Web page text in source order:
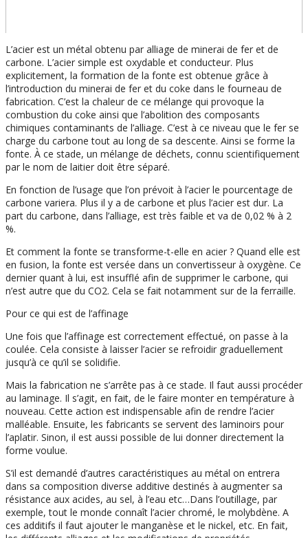
L’acier est un métal obtenu par alliage de minerai de fer et de
carbone. L’acier simple est oxydable et conducteur. Plus
explicitement, la formation de la fonte est obtenue grâce à
l’introduction du minerai de fer et du coke dans le fourneau de
fabrication. C’est la chaleur de ce mélange qui provoque la
combustion du coke ainsi que l’abolition des composants
chimiques contaminants de l’alliage. C’est à ce niveau que le fer se
charge du carbone tout au long de sa descente. Ainsi se forme la
fonte. À ce stade, un mélange de déchets, connu scientifiquement
par le nom de laitier doit être séparé.
En fonction de l’usage que l’on prévoit à l’acier le pourcentage de
carbone variera. Plus il y a de carbone et plus l’acier est dur. La
part du carbone, dans l’alliage, est très faible et va de 0,02 % à 2
%.
Et comment la fonte se transforme-t-elle en acier ? Quand elle est
en fusion, la fonte est versée dans un convertisseur à oxygène. Ce
dernier quant à lui, est insufflé afin de supprimer le carbone, qui
n’est autre que du CO2. Cela se fait notamment sur de la ferraille.
Pour ce qui est de l’affinage
Une fois que l’affinage est correctement effectué, on passe à la
coulée. Cela consiste à laisser l’acier se refroidir graduellement
jusqu’à ce qu’il se solidifie.
Mais la fabrication ne s’arrête pas à ce stade. Il faut aussi procéder
au laminage. Il s’agit, en fait, de le faire monter en température à
nouveau. Cette action est indispensable afin de rendre l’acier
malléable. Ensuite, les fabricants se servent des laminoirs pour
l’aplatir. Sinon, il est aussi possible de lui donner directement la
forme voulue.
S’il est demandé d’autres caractéristiques au métal on entrera
dans sa composition diverse additive destinés à augmenter sa
résistance aux acides, au sel, à l’eau etc…Dans l’outillage, par
exemple, tout le monde connaît l’acier chromé, le molybdène. A
ces additifs il faut ajouter le manganèse et le nickel, etc. En fait,